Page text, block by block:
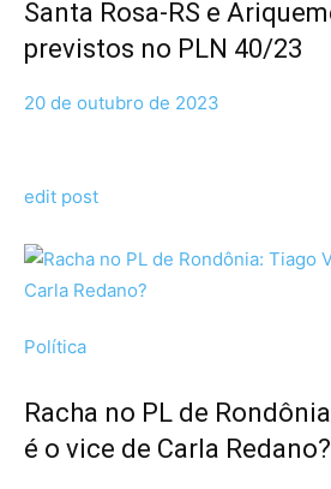
Santa Rosa-RS e
previstos no PLN 40/23
20 de outubro de 2023
edit post
Política
Racha no PL de
é o vice de Carla Redano?